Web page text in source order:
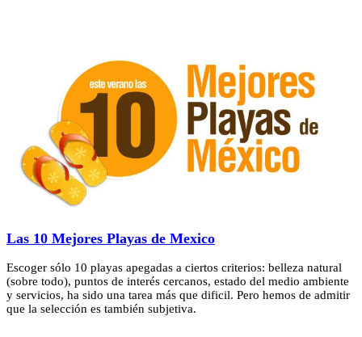
Las 10 Mejores Playas de Mexico
Escoger sólo 10 playas apegadas a ciertos criterios: belleza natural
(sobre todo), puntos de interés cercanos, estado del medio ambiente
y servicios, ha sido una tarea más que dificil. Pero hemos de admitir
que la selección es también subjetiva.